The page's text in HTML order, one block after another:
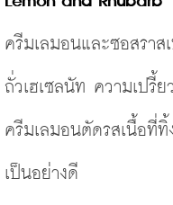
ครีมเลมอนและซอสราส
ถั่วเฮเซลนัท ความเปรี้
ครีมเลมอนตัดรสเนื้อที่
เป็นอย่างดี